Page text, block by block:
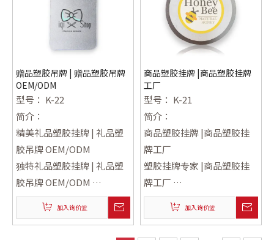
赠品塑胶吊牌 | 赠品塑胶吊牌
OEM/ODM
型号： K-22
简介：
精美礼品塑胶挂牌 | 礼品塑
胶吊牌 OEM/ODM
独特礼品塑胶挂牌 | 礼品塑
胶吊牌 OEM/ODM
创意礼品塑胶挂牌 | 礼品塑
胶吊牌 OEM/ODM
加入询价篮
商品塑胶挂牌 |商品塑胶挂牌
工厂
型号： K-21
简介：
商品塑胶挂牌 |商品塑胶挂
牌工厂
塑胶挂牌专家 |商品塑胶挂
牌工厂
商品塑胶挂牌 |商品塑胶挂
牌工厂
加入询价篮